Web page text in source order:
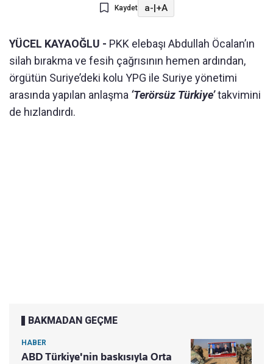
Kaydet a-|+A
YÜCEL KAYAOĞLU - PKK elebaşı Abdullah Öcalan’ın
silah bırakma ve fesih çağrısının hemen ardından,
örgütün Suriye’deki kolu YPG ile Suriye yönetimi
arasında yapılan anlaşma ‘Terörsüz Türkiye’takvimini
de hızlandırdı.
BAKMADAN GEÇME
HABER
ABD Türkiye'nin baskısıyla Orta